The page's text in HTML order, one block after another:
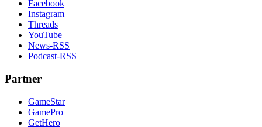
Facebook
Instagram
Threads
YouTube
News-RSS
Podcast-RSS
Partner
GameStar
GamePro
GetHero